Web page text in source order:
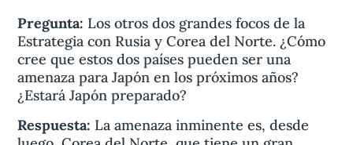
Pregunta: Los otros dos grandes focos de la
Estrategia con Rusia y Corea del Norte. ¿Cómo
cree que estos dos países pueden ser una
amenaza para Japón en los próximos años?
¿Estará Japón preparado?
Respuesta: La amenaza inminente es, desde